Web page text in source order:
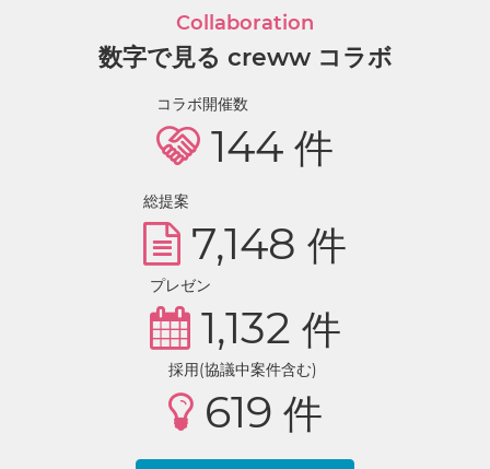
Collaboration
数字で見る creww コラボ
コラボ開催数
144 件
総提案
7,148 件
プレゼン
1,132 件
採用(協議中案件含む)
619 件